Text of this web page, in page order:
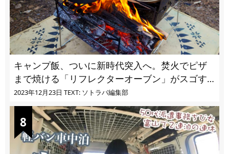
キャンプ飯、ついに新時代突入へ。焚火でピザ
まで焼ける「リフレクターオーブン」がスゴす
ぎる
2023年12月23日 TEXT: ソトラバ編集部